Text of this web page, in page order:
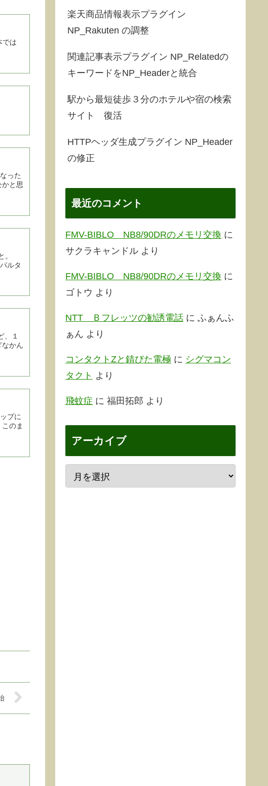
は
った
と。
、１
かん
プに
のま
楽天商品情報表示プラグイン
NP_Rakuten の調整
関連記事表示プラグイン NP_Relatedの
キーワードをNP_Headerと統合
駅から最短徒歩３分のホテルや宿の検索
サイト 復活
HTTPヘッダ生成プラグイン NP_Header
の修正
最近のコメント
FMV-BIBLO NB8/90DRのメモリ交換 に
サクラキャンドル より
FMV-BIBLO NB8/90DRのメモリ交換 に
ゴトウ より
NTT Ｂフレッツの勧誘電話 に ふぁんふ
ぁん より
コンタクトZと錆びた電極 に シグマコン
タクト より
飛蚊症 に 福田拓郎 より
アーカイブ